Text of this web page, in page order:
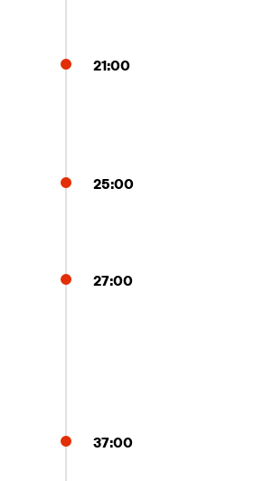
21:00
25:00
27:00
37:00